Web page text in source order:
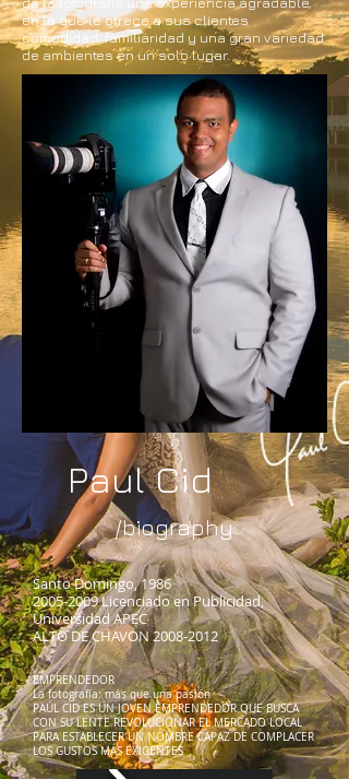
en la que le ofrece a sus clientes
comodidad, familiaridad y una gran variedad
de ambientes en un solo lugar.
Paul Cid
/biography
Santo Domingo, 1986
2005-2009Licenciado en Publicidad,
Universidad APEC
ALTO DE CHAVON2008-2012
EMPRENDEDOR
La fotografía: más que una pasión
PAÚL CID ES UN JOVEN EMPRENDEDOR QUE BUSCA
CON SU LENTE REVOLUCIONAR EL MERCADO LOCAL
PARA ESTABLECER UN NOMBRE CAPAZ DE COMPLACER
LOS GUSTOS MÁS EXIGENTES